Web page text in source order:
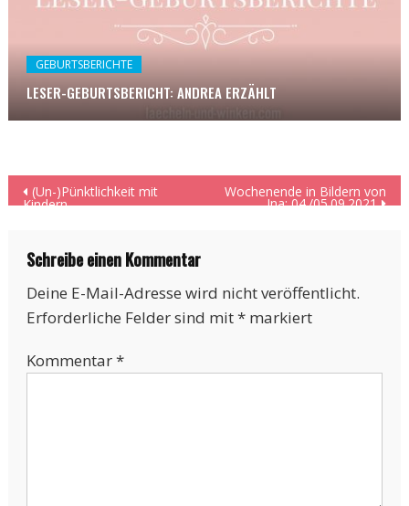
GEBURTSBERICHTE
LESER-GEBURTSBERICHT: ANDREA ERZÄHLT
Beitragsnavigation
(Un-)Pünktlichkeit mit
Kindern
Wochenende in Bildern von
Ina: 04./05.09.2021
Schreibe einen Kommentar
Deine E-Mail-Adresse wird nicht veröffentlicht.
Erforderliche Felder sind mit*markiert
Kommentar*